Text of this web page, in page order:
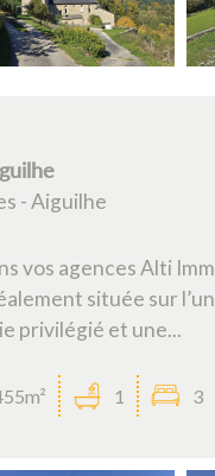
- Aiguilhe
vos agences Alti
située sur
privilégié et une...
1 3